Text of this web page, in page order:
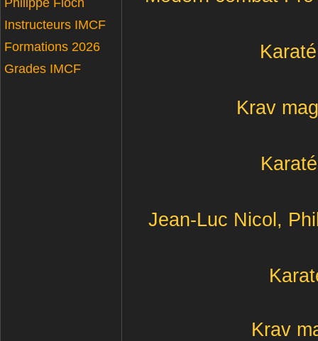
Philippe Floch
Instructeurs IMCF
Formations 2026
Grades IMCF
Krav
Jean-Luc Nicol,
Krav